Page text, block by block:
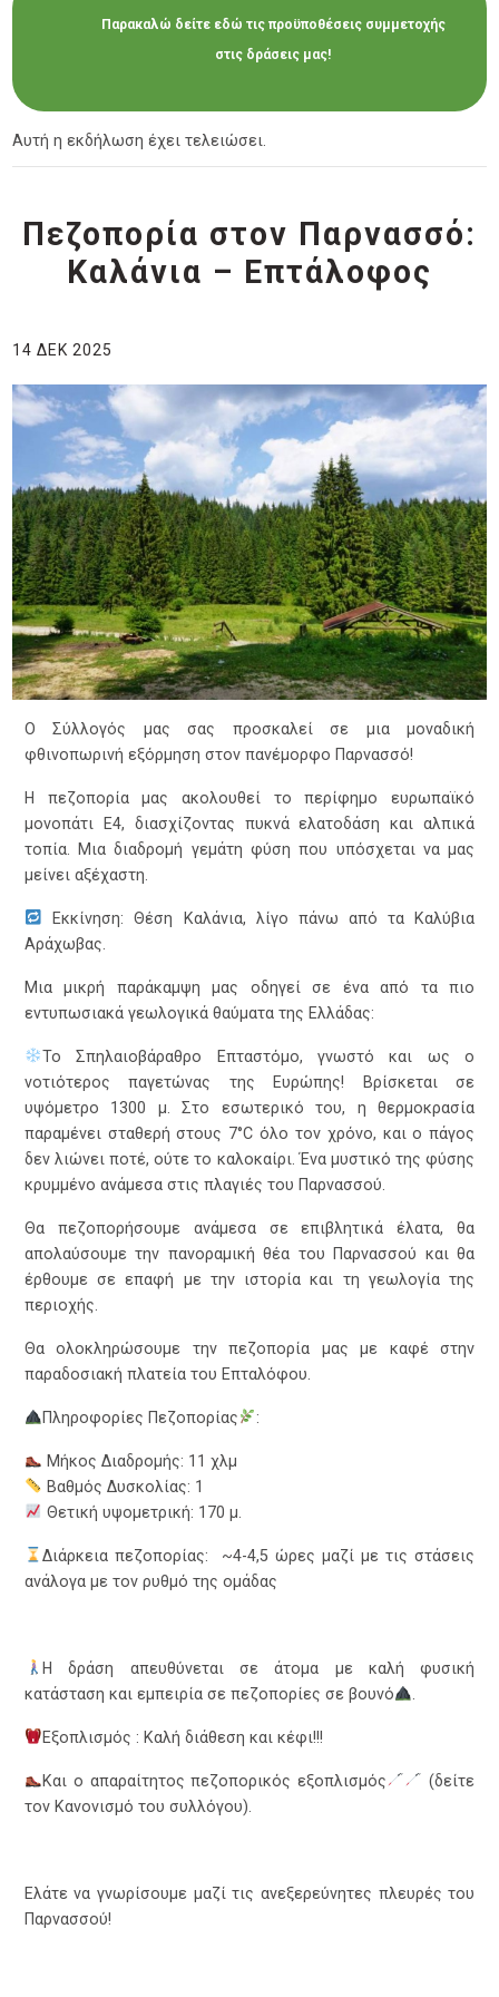
Παρακαλώ δείτε εδώ τις προϋποθέσεις συμμετοχής
στις δράσεις μας!
Αυτή η εκδήλωση έχει τελειώσει.
Πεζοπορία στον Παρνασσό:
Καλάνια – Επτάλοφος
14 ΔΕΚ 2025
Ο Σύλλογός μας σας προσκαλεί σε μια μοναδική
φθινοπωρινή εξόρμηση στον πανέμορφο Παρνασσό!
Η πεζοπορία μας ακολουθεί το περίφημο ευρωπαϊκό
μονοπάτι Ε4, διασχίζοντας πυκνά ελατοδάση και αλπικά
τοπία. Μια διαδρομή γεμάτη φύση που υπόσχεται να μας
μείνει αξέχαστη.
Εκκίνηση: Θέση Καλάνια, λίγο πάνω από τα Καλύβια
Αράχωβας.
Μια μικρή παράκαμψη μας οδηγεί σε ένα από τα πιο
εντυπωσιακά γεωλογικά θαύματα της Ελλάδας:
Το Σπηλαιοβάραθρο Επταστόμο, γνωστό και ως ο
νοτιότερος παγετώνας της Ευρώπης! Βρίσκεται σε
υψόμετρο 1300 μ. Στο εσωτερικό του, η θερμοκρασία
παραμένει σταθερή στους 7°C όλο τον χρόνο, και ο πάγος
δεν λιώνει ποτέ, ούτε το καλοκαίρι. Ένα μυστικό της φύσης
κρυμμένο ανάμεσα στις πλαγιές του Παρνασσού.
Θα πεζοπορήσουμε ανάμεσα σε επιβλητικά έλατα, θα
απολαύσουμε την πανοραμική θέα του Παρνασσού και θα
έρθουμε σε επαφή με την ιστορία και τη γεωλογία της
περιοχής.
Θα ολοκληρώσουμε την πεζοπορία μας με καφέ στην
παραδοσιακή πλατεία του Επταλόφου.
Πληροφορίες Πεζοπορίας :
Μήκος Διαδρομής: 11 χλμ
Βαθμός Δυσκολίας: 1
Θετική υψομετρική: 170 μ.
Διάρκεια πεζοπορίας: ~4-4,5 ώρες μαζί με τις στάσεις
ανάλογα με τον ρυθμό της ομάδας
Η δράση απευθύνεται σε άτομα με καλή φυσική
κατάσταση και εμπειρία σε πεζοπορίες σε βουνό
Εξοπλισμός : Καλή διάθεση και κέφι!!!
Και ο απαραίτητος πεζοπορικός εξοπλισμός
(δείτε
τον Κανονισμό του συλλόγου).
Ελάτε να γνωρίσουμε μαζί τις ανεξερεύνητες πλευρές του
Παρνασσού!